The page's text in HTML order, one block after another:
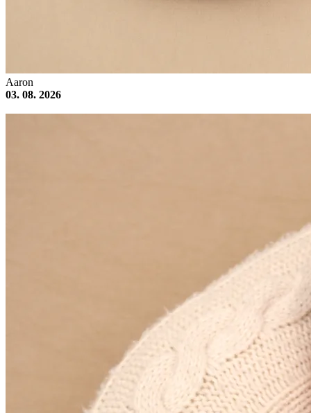
Aaron
03. 08. 2026